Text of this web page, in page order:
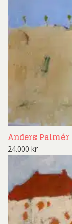
Anders
24.000 kr